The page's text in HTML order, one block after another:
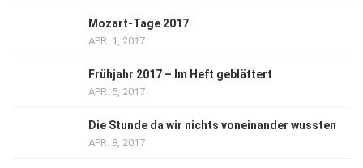
Mozart-Tage 2017
APR. 1, 2017
Frühjahr 2017 – Im Heft geblättert
APR. 5, 2017
Die Stunde da wir nichts voneinander wussten
APR. 8, 2017